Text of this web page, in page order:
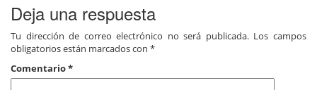
Deja una respuesta
Tu dirección de correo electrónico no será publicada. Los campos
obligatorios están marcados con *
Comentario*